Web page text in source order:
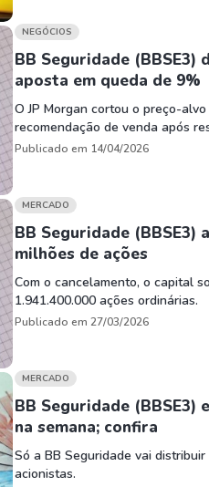
NEGÓCIOS
BB Seguridade (BBSE3)
aposta em queda de 9%
O JP Morgan cortou o preço-
recomendação de venda após
Publicado em 14/04/2026
MERCADO
BB Seguridade (BBSE3)
milhões de ações
Com o cancelamento, o capital
1.941.400.000 ações ordinárias.
Publicado em 27/03/2026
MERCADO
BB Seguridade (BBSE3)
na semana; confira
Só a BB Seguridade vai
acionistas.